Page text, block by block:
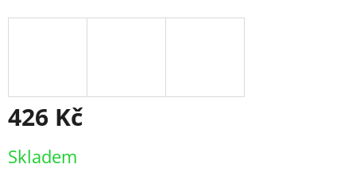
426 Kč
cena:
Skladem